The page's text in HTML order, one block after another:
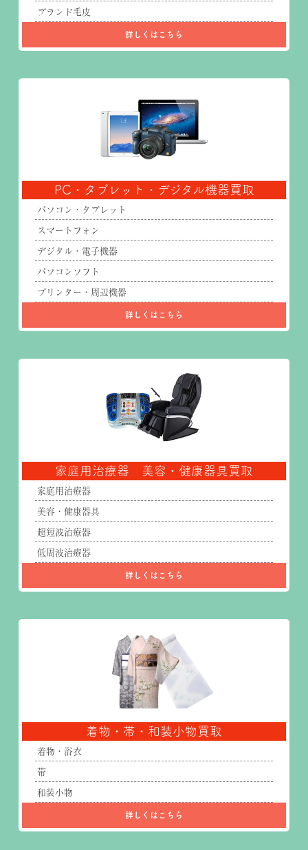
ブランド毛皮
詳しくはこちら
PC・タブレット・デジタル機器買取
パソコン・タブレット
スマートフォン
デジタル・電子機器
パソコンソフト
プリンター・周辺機器
詳しくはこちら
家庭用治療器 美容・健康器具買取
家庭用治療器
美容・健康器具
超短波治療器
低周波治療器
詳しくはこちら
着物・帯・和装小物買取
着物・浴衣
帯
和装小物
詳しくはこちら